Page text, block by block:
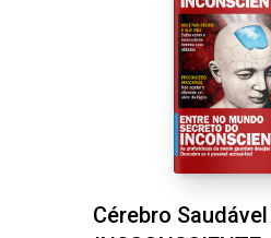
Cérebro Saudável